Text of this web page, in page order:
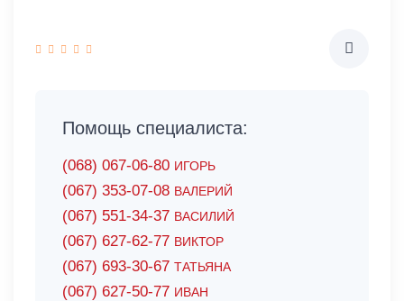
Помощь специалиста:
(068) 067-06-80 ИГОРЬ
(067) 353-07-08 ВАЛЕРИЙ
(067) 551-34-37 ВАСИЛИЙ
(067) 627-62-77 ВИКТОР
(067) 693-30-67 ТАТЬЯНА
(067) 627-50-77 ИВАН